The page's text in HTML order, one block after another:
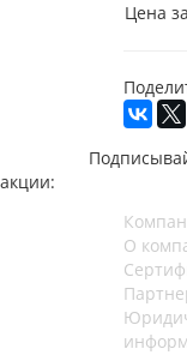
Цена
акции:
О